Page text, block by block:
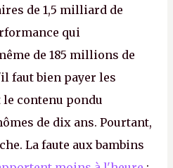
de 1,5 milliard de
qui
de 185 millions de
faut bien payer les
contenu pondu
de dix ans. Pourtant,
La faute aux bambins